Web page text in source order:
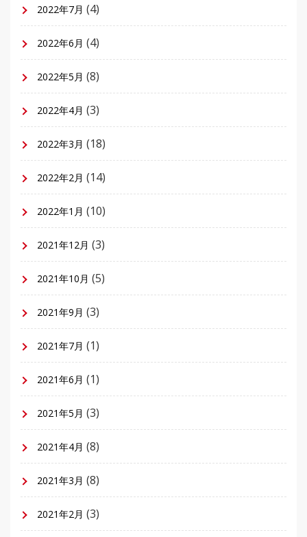
2022年7月 (4)
2022年6月 (4)
2022年5月 (8)
2022年4月 (3)
2022年3月 (18)
2022年2月 (14)
2022年1月 (10)
2021年12月 (3)
2021年10月 (5)
2021年9月 (3)
2021年7月 (1)
2021年6月 (1)
2021年5月 (3)
2021年4月 (8)
2021年3月 (8)
2021年2月 (3)